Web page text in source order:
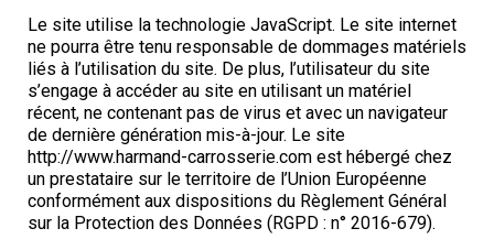
Le site utilise la technologie JavaScript. Le site internet
ne pourra être tenu responsable de dommages matériels
liés à l’utilisation du site. De plus, l’utilisateur du site
s’engage à accéder au site en utilisant un matériel
récent, ne contenant pas de virus et avec un navigateur
de dernière génération mis-à-jour. Le site
http://www.harmand-carrosserie.com est hébergé chez
un prestataire sur le territoire de l’Union Européenne
conformément aux dispositions du Règlement Général
sur la Protection des Données (RGPD : n° 2016-679).